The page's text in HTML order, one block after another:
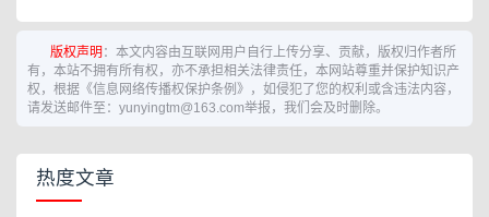
版权声明 ：本文内容由互联网用户自行上传分享、贡献，版权归作者所
有，本站不拥有所有权，亦不承担相关法律责任，本网站尊重并保护知识产
权，根据《信息网络传播权保护条例》，如侵犯了您的权利或含违法内容，
请发送邮件至：yunyingtm@163.com举报，我们会及时删除。
热度文章